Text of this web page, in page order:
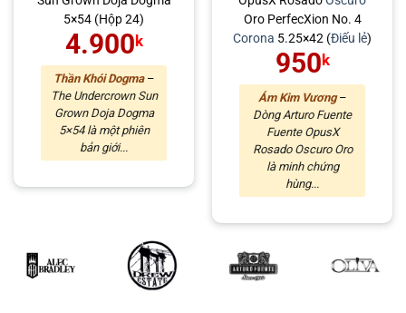
5×54 (Hộp 24)
4.900 k
Thần Khói Dogma–
The Undercrown Sun
Grown Doja Dogma
5×54 là một phiên
bản giới...
Oro PerfecXion No. 4
Corona 5.25×42 (Điếu lẻ)
950 k
Ám Kim Vương–
Dòng Arturo Fuente
Fuente OpusX
Rosado Oscuro Oro
là minh chứng
hùng...